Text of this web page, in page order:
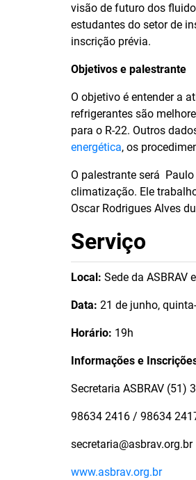
visão de futuro dos
estudantes do setor de
inscrição prévia.
Objetivos e palestrante
O objetivo é entender a
refrigerantes são
para o R-22. Outros
energética, os
O palestrante será
climatização. Ele
Oscar Rodrigues Alves
Serviço
Local: Sede da ASBRAV
Data: 21 de junho,
Horário: 19h
Informações e
Secretaria ASBRAV (51)
98634 2416 / 98634
secretaria@asbrav.org.br
www.asbrav.org.br